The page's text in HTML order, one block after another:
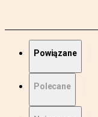
Powiązane
Polecane